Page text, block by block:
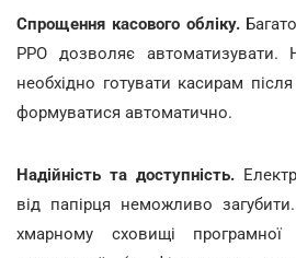
Спрощення касового обліку.
РРО дозволяє автоматизувати.
необхідно готувати касирам
формуватися автоматично.
Надійність та доступність.
від папірця неможливо
хмарному сховищі